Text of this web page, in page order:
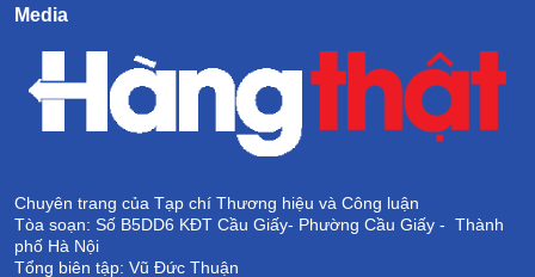
Media
Chuyên trang của Tạp chí Thương hiệu và Công luận
Tòa soạn: Số B5DD6 KĐT Cầu Giấy- Phường Cầu Giấy - Thành
phố Hà Nội
Tổng biên tập: Vũ Đức Thuận